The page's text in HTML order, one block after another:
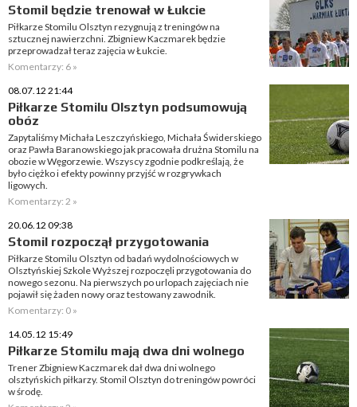
Stomil będzie trenował w Łukcie
Piłkarze Stomilu Olsztyn rezygnują z treningów na
sztucznej nawierzchni. Zbigniew Kaczmarek będzie
przeprowadzał teraz zajęcia w Łukcie.
Komentarzy: 6 »
08.07.12 21:44
Piłkarze Stomilu Olsztyn podsumowują
obóz
Zapytaliśmy Michała Leszczyńskiego, Michała Świderskiego
oraz Pawła Baranowskiego jak pracowała drużna Stomilu na
obozie w Węgorzewie. Wszyscy zgodnie podkreślają, że
było ciężko i efekty powinny przyjść w rozgrywkach
ligowych.
Komentarzy: 2 »
20.06.12 09:38
Stomil rozpoczął przygotowania
Piłkarze Stomilu Olsztyn od badań wydolnościowych w
Olsztyńskiej Szkole Wyższej rozpoczęli przygotowania do
nowego sezonu. Na pierwszych po urlopach zajęciach nie
pojawił się żaden nowy oraz testowany zawodnik.
Komentarzy: 0 »
14.05.12 15:49
Piłkarze Stomilu mają dwa dni wolnego
Trener Zbigniew Kaczmarek dał dwa dni wolnego
olsztyńskich piłkarzy. Stomil Olsztyn do treningów powróci
w środę.